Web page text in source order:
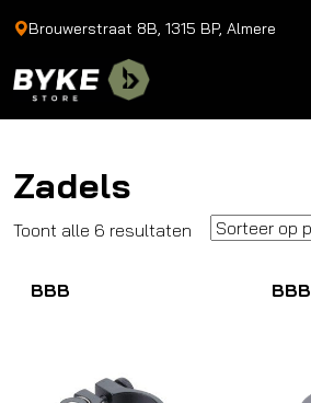
Brouwerstraat 8B, 1315 BP, Almere
Zadels
Toont alle 6 resultaten Gesorteerd
populariteit
BBB BBB